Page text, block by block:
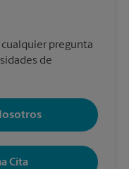
pregunta
de
Cita